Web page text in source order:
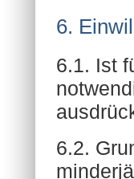
6.
6.1. Ist
6.2.